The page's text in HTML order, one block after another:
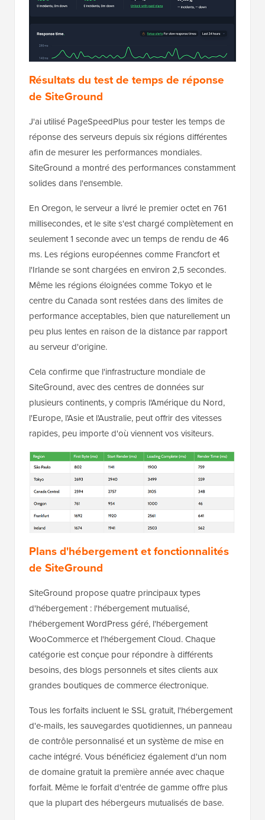
Résultats du test de temps de réponse
de SiteGround
J'ai utilisé PageSpeedPlus pour tester les temps de
réponse des serveurs depuis six régions différentes
afin de mesurer les performances mondiales.
SiteGround a montré des performances constamment
solides dans l'ensemble.
En Oregon, le serveur a livré le premier octet en 761
millisecondes, et le site s'est chargé complètement en
seulement 1 seconde avec un temps de rendu de 46
ms. Les régions européennes comme Francfort et
l'Irlande se sont chargées en environ 2,5 secondes.
Même les régions éloignées comme Tokyo et le
centre du Canada sont restées dans des limites de
performance acceptables, bien que naturellement un
peu plus lentes en raison de la distance par rapport
au serveur d'origine.
Cela confirme que l'infrastructure mondiale de
SiteGround, avec des centres de données sur
plusieurs continents, y compris l'Amérique du Nord,
l'Europe, l'Asie et l'Australie, peut offrir des vitesses
rapides, peu importe d'où viennent vos visiteurs.
Plans d'hébergement et fonctionnalités
de SiteGround
SiteGround propose quatre principaux types
d'hébergement : l'hébergement mutualisé,
l'hébergement WordPress géré, l'hébergement
WooCommerce et l'hébergement Cloud. Chaque
catégorie est conçue pour répondre à différents
besoins, des blogs personnels et sites clients aux
grandes boutiques de commerce électronique.
Tous les forfaits incluent le SSL gratuit, l'hébergement
d'e-mails, les sauvegardes quotidiennes, un panneau
de contrôle personnalisé et un système de mise en
cache intégré. Vous bénéficiez également d'un nom
de domaine gratuit la première année avec chaque
forfait. Même le forfait d'entrée de gamme offre plus
que la plupart des hébergeurs mutualisés de base.